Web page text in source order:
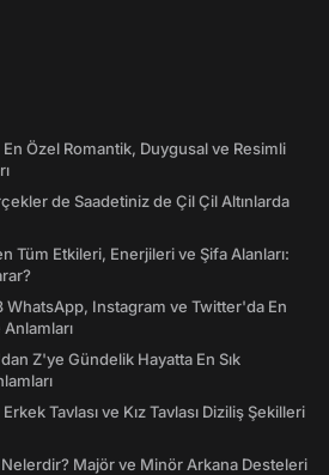
Özel Romantik, Duygusal ve Resimli
de Saadetiniz de Çil Çil Altınlarda
Tüm Etkileri, Enerjileri ve Şifa Alanları:
WhatsApp, Instagram ve Twitter'da En
Z'ye Gündelik Hayatta En Sık
Tavlası ve Kız Tavlası Diziliş Şekilleri
Nelerdir? Majör ve Minör Arkana Desteleri